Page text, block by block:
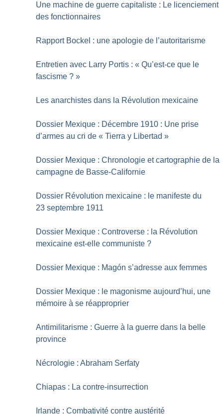
Une machine de guerre capitaliste : Le licenciement
des fonctionnaires
Rapport Bockel : une apologie de l’autoritarisme
Entretien avec Larry Portis : « Qu’est-ce que le
fascisme ? »
Les anarchistes dans la Révolution mexicaine
Dossier Mexique : Décembre 1910 : Une prise
d’armes au cri de « Tierra y Libertad »
Dossier Mexique : Chronologie et cartographie de la
campagne de Basse-Californie
Dossier Révolution mexicaine : le manifeste du
23 septembre 1911
Dossier Mexique : Controverse : la Révolution
mexicaine est-elle communiste ?
Dossier Mexique : Magón s’adresse aux femmes
Dossier Mexique : le magonisme aujourd’hui, une
mémoire à se réapproprier
Antimilitarisme : Guerre à la guerre dans la belle
province
Nécrologie : Abraham Serfaty
Chiapas : La contre-insurrection
Irlande : Combativité contre austérité